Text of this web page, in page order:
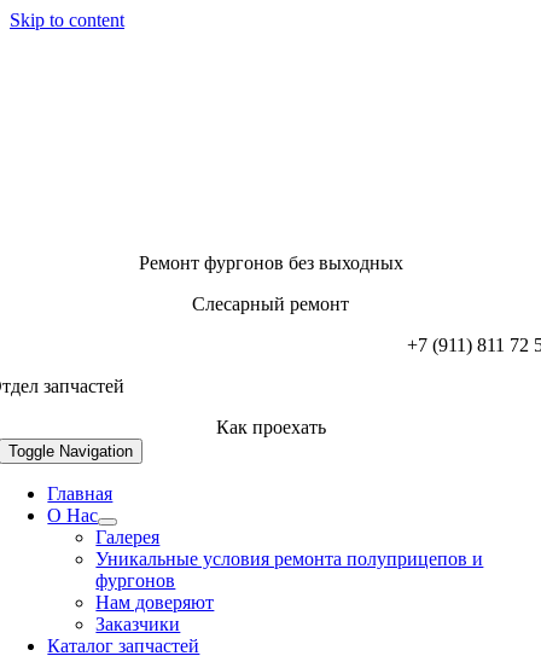
Skip to content
Ремонт фургонов без выходных
Слесарный ремонт
+7 (911) 811 72
запчастей
Как проехать
Toggle Navigation
Главная
О Нас
Галерея
Уникальные условия ремонта полуприцепов и
фургонов
Нам доверяют
Заказчики
Каталог запчастей